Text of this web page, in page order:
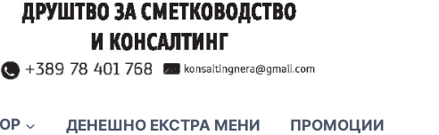
ДЕНЕШНО ЕКСТРА МЕНИ ПРОМОЦИИ